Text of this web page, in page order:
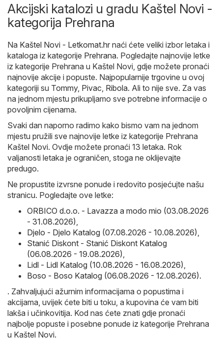
Akcijski katalozi u gradu Kaštel Novi -
kategorija Prehrana
Na Kaštel Novi - Letkomat.hr naći ćete veliki izbor letaka i
kataloga iz kategorije Prehrana. Pogledajte najnovije letke
iz kategorije Prehrana u Kaštel Novi, gdje možete pronaći
najnovije akcije i popuste. Najpopularnije trgovine u ovoj
kategoriji su Tommy, Pivac Ribola. Ali to nije sve. Za vas
na jednom mjestu prikupljamo sve potrebne informacije o
povoljnim cijenama.
Svaki dan naporno radimo kako bismo vam na jednom
mjestu pružili sve najnovije letke iz kategorije Prehrana
Kaštel Novi. Ovdje možete pronaći 13 letaka. Rok
valjanosti letaka je ograničen, stoga ne oklijevajte
predugo.
Ne propustite izvrsne ponude i redovito posjećujte našu
stranicu. Pogledajte ove letke:
ORBICO d.o.o. - Lavazza a modo mio (03.08.2026
- 31.08.2026)
Djelo - Djelo Katalog (07.08.2026 - 10.08.2026)
Stanić Diskont - Stanić Diskont Katalog
(06.08.2026 - 19.08.2026)
Lidl - Lidl Katalog (10.08.2026 - 16.08.2026)
Boso - Boso Katalog (06.08.2026 - 12.08.2026).
. Zahvaljujući ažurnim informacijama o popustima i
akcijama, uvijek ćete biti u toku, a kupovina će vam biti
lakša i učinkovitija. Kod nas ćete znati gdje pronaći
najbolje popuste i posebne ponude iz kategorije Prehrana
u Kaštel Novi.